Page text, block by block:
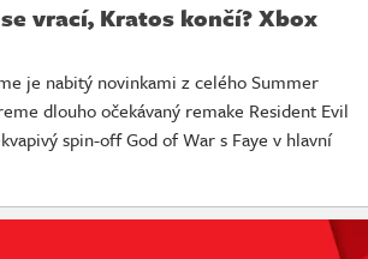
vrací, Kratos končí? Xbox
je nabitý novinkami z celého Summer
dlouho očekávaný remake Resident Evil
spin-off God of War s Faye v hlavní